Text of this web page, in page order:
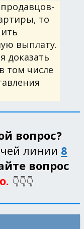
то
выплату.
доказать
том числе
вопрос?
линии 8
вопрос
👇👇👇